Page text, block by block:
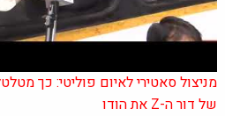
מניצול סאטירי לאיום פוליטי: כך
של דור ה-Z את הודו